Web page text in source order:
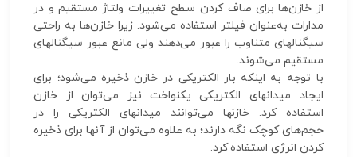
از خازن‌ها برای صاف کردن سطح تغییرات ولتاژ مستقیم و در
مدارات به‌عنوان فیلتر استفاده می‌شود. زیرا خازن‌ها به راحتی
سیگنالهای متناوب را عبور می‌دهند ولی مانع عبور سیگنالهای
مستقیم می‌شوند.
با توجه به اینکه بار الکتریکی در خازن ذخیره می‌شود؛ برای
ایجاد میدانهای الکتریکی یکنواخت نیز می‌توان از خازن
استفاده کرد. خازنها می‌توانند میدانهای الکتریکی را در
حجم‌های کوچک نگه دارند؛ به علاوه می‌توان از آنها برای ذخیره
کردن انرژی استفاده کرد.